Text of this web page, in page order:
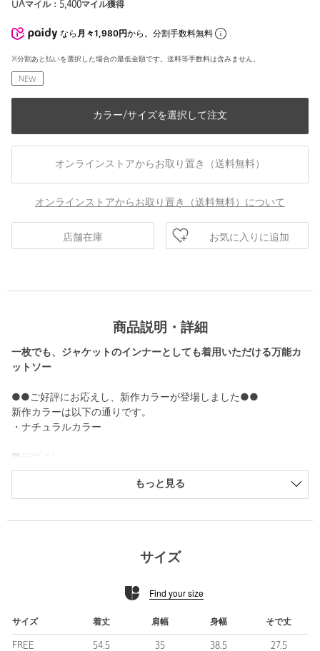
UAマイル： 5,400マイル獲得
なら 月々1,980円から。分割手数料無料
※分割あと払いを選択した場合の最低金額です。送料等手数料は含みません。
NEW
カラー/サイズを選択して注文
オンラインストアからお取り置き（送料無料）
オンラインストアからお取り置き（送料無料）について
店舗在庫 お気に入りに追加
商品説明・詳細
一枚でも、ジャケットのインナーとしても着用いただける万能カ
ットソー
●●ご好評にお応えし、新作カラーが登場しました●●
新作カラーは以下の通りです。
・ナチュラルカラー
程よくコンパクトなサイジングが上品な印象で着用いただけるカ
デイリーからお仕事シーンまで活躍する着回しに便利な一着で
程よい肉感のあるリブ素材を使用。
上品な光沢感のある素材がポイントです。
もっと見る
サイズ
Find your size
サイズ 着丈 肩幅 身幅 そで丈
FREE 54.5 35 38.5 27.5